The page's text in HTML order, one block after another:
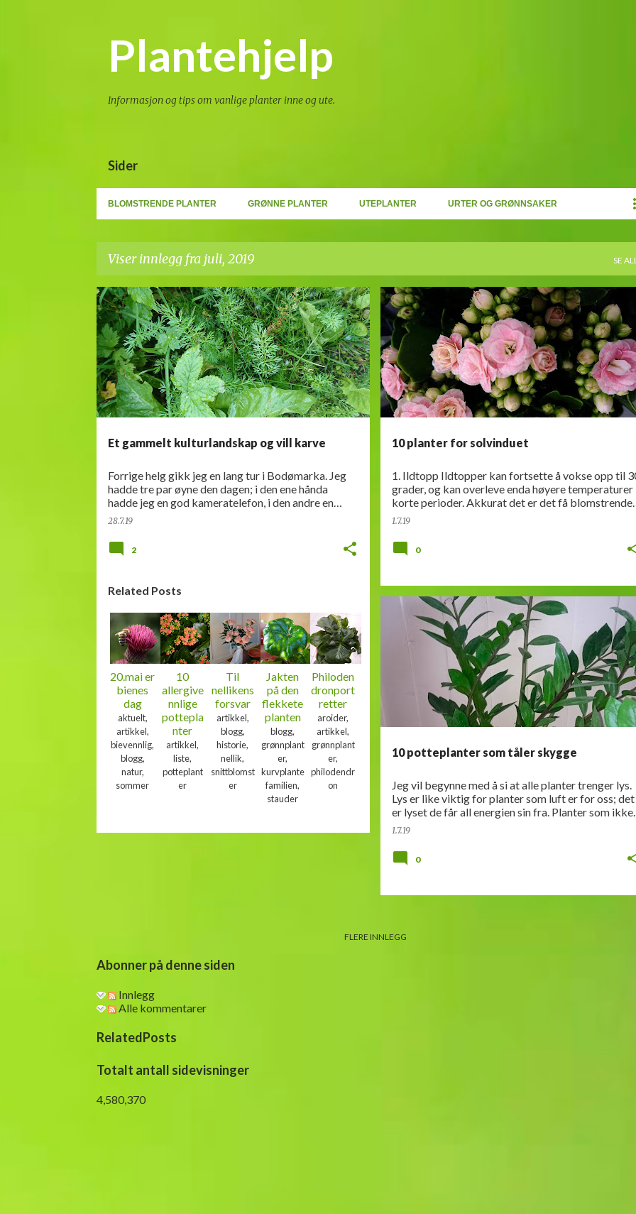
Plantehjelp
Informasjon og tips om vanlige planter inne og ute.
Sider
BLOMSTRENDE PLANTER GRØNNE PLANTER UTEPLANTER URTER OG GRØNNSAKER
Viser innlegg fra juli, 2019 SE
I
n
n
l
e
g
Et gammelt kulturlandskap og vill karve
Forrige helg gikk jeg en lang tur i Bodømarka. Jeg
hadde tre par øyne den dagen; i den ene hånda
hadde jeg en god kameratelefon, i den andre en
gammel telefon som jeg brukte til å legge inn
posisjone…
28.7.19
BLOGG HISTORIE NATUR SKJERMPLANTER +
SPISELIG
2
Related Posts
20.mai er
bienes
dag
aktuelt,
artikkel,
bievennlig,
blogg,
natur,
sommer
10
allergive
nnlige
pottepla
nter
artikkel,
liste,
potteplant
er
Til
nellikens
forsvar
artikkel,
blogg,
historie,
nellik,
snittblomst
er
Jakten
på den
flekkete
planten
blogg,
grønnplant
er,
kurvplante
familien,
stauder
Philoden
dronport
retter
aroider,
artikkel,
grønnplant
er,
philodendr
on
10 planter for solvinduet
1. Ildtopp Ildtopper kan fortsette å vokse opp til
grader, og kan overleve enda høyere temperaturer
korte perioder. Akkurat det er det få blomstrende
planter som får til. Ildtopp hører egentli…
1.7.19
ARTIKKEL LISTE POTTEPLANTER STELL
0
10 potteplanter som tåler skygge
Jeg vil begynne med å si at alle planter trenger lys.
Lys er like viktig for planter som luft er for oss; det
er lyset de får all energien sin fra. Planter som ikke
står i eller ved vinduet, bør få f…
1.7.19
ARTIKKEL GRØNNPLANTER LISTE
0
FLERE INNLEGG
Abonner på denne siden
Innlegg
Alle kommentarer
RelatedPosts
Totalt antall sidevisninger
4,580,370